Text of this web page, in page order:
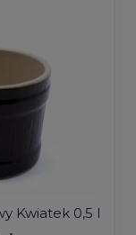
Kwiatek 0,5 l